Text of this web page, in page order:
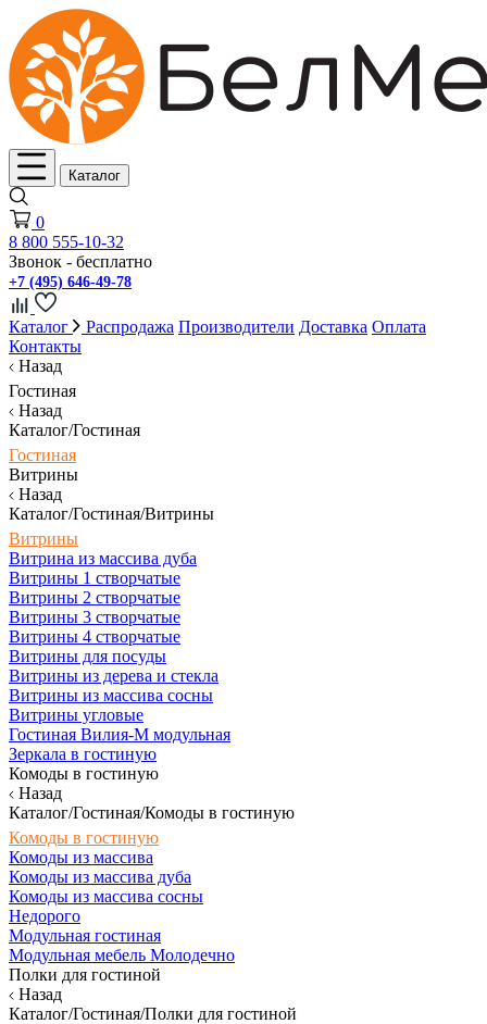
Каталог
0
8 800 555-10-32
Звонок - бесплатно
+7 (495) 646-49-78
Каталог Распродажа Производители Доставка Оплата
Контакты
Назад
Гостиная
Назад
Каталог/Гостиная
Гостиная
Витрины
Назад
Каталог/Гостиная/Витрины
Витрины
Витрина из массива дуба
Витрины 1 створчатые
Витрины 2 створчатые
Витрины 3 створчатые
Витрины 4 створчатые
Витрины для посуды
Витрины из дерева и стекла
Витрины из массива сосны
Витрины угловые
Гостиная Вилия-М модульная
Зеркала в гостиную
Комоды в гостиную
Назад
Каталог/Гостиная/Комоды в гостиную
Комоды в гостиную
Комоды из массива
Комоды из массива дуба
Комоды из массива сосны
Недорого
Модульная гостиная
Модульная мебель Молодечно
Полки для гостиной
Назад
Каталог/Гостиная/Полки для гостиной